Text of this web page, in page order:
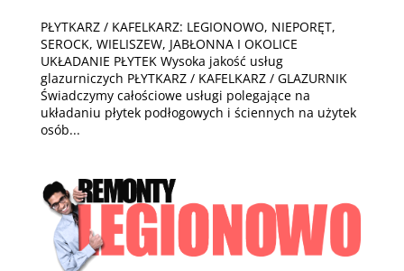
PŁYTKARZ / KAFELKARZ: LEGIONOWO, NIEPORĘT,
SEROCK, WIELISZEW, JABŁONNA I OKOLICE
UKŁADANIE PŁYTEK Wysoka jakość usług
glazurniczych PŁYTKARZ / KAFELKARZ / GLAZURNIK
Świadczymy całościowe usługi polegające na
układaniu płytek podłogowych i ściennych na użytek
osób...